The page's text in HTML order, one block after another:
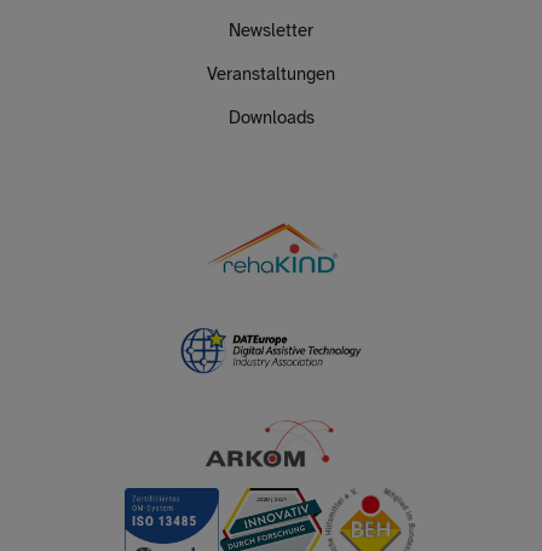
Newsletter
Veranstaltungen
Downloads